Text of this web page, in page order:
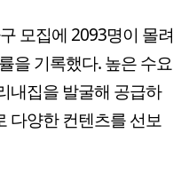
모집에 2093명이 몰려
을 기록했다. 높은 수요
내집을 발굴해 공급하
다양한 컨텐츠를 선보